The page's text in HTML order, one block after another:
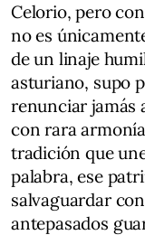
Celorio, pero
no es
de un linaje
asturiano, supo
renunciar jamás
con rara
tradición que
palabra, ese
salvaguardar
antepasados